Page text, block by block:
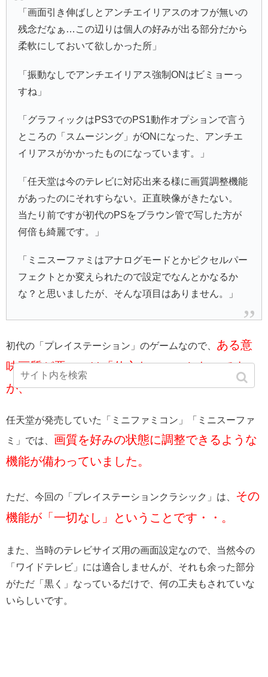
「画面引き伸ばしとアンチエイリアスのオフが無いの
残念だなぁ…この辺りは個人の好みが出る部分だから
柔軟にしておいて欲しかった所」
「振動なしでアンチエイリアス強制ONはビミョーっ
すね」
「グラフィックはPS3でのPS1動作オプションで言う
ところの「スムージング」がONになった、アンチエ
イリアスがかかったものになっています。」
「任天堂は今のテレビに対応出来る様に画質調整機能
があったのにそれすらない。正直映像がきたない。
当たり前ですが初代のPSをブラウン管で写した方が
何倍も綺麗です。」
「ミニスーファミはアナログモードとかピクセルパー
フェクトとか変えられたので設定でなんとかなるか
な？と思いましたが、そんな項目はありません。」
初代の「プレイステーション」のゲームなので、 ある意
味画質が悪いのは「仕方ない」ことなのです
が、
任天堂が発売していた「ミニファミコン」「ミニスーファ
ミ」では、 画質を好みの状態に調整できるような
機能が備わっていました。
ただ、今回の「プレイステーションクラシック」は、 その
機能が「一切なし」ということです・・。
また、当時のテレビサイズ用の画面設定なので、当然今の
「ワイドテレビ」には適合しませんが、それも余った部分
がただ「黒く」なっているだけで、何の工夫もされていな
いらしいです。